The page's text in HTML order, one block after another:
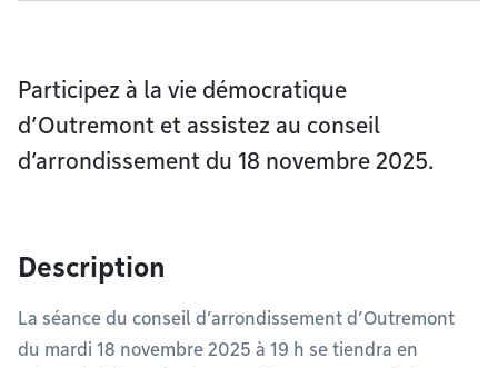
Participez à la vie démocratique
d’Outremont et assistez au conseil
d’arrondissement du 18 novembre 2025.
Description
La séance du conseil d’arrondissement d’Outremont
du mardi 18 novembre 2025 à 19 h se tiendra en